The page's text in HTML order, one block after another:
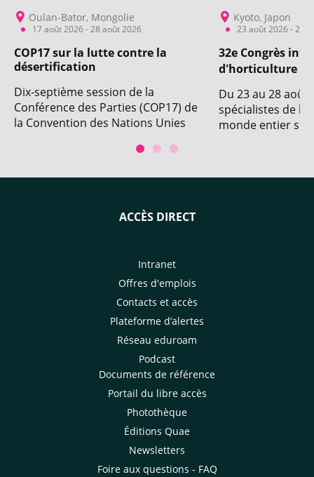
Oulan-Bator, Mongolie
17 août 2026 - 28 août 2026
COP17 sur la lutte contre la
désertification
Dix-septième session de la
Conférence des Parties (COP17) de
la Convention des Nations Unies
désertification (UNCCD). Avec la
Kyoto, Japon
23 août 2026 - 28
32e Congrès
d'horticulture
Du 23 au 28 août
spécialistes de
monde entier se
ACCÈS DIRECT
Intranet
Offres d'emplois
Contacts et accès
Plateforme d’alertes
Réseau eduroam
Podcast
Documents de référence
Portail du libre accès
Photothèque
Éditions Quae
Newsletters
Foire aux questions - FAQ